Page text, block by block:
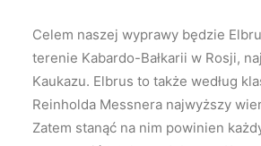
Celem naszej wyprawy będzie
terenie Kabardo-Bałkarii w Rosji,
Kaukazu. Elbrus to także według
Reinholda Messnera najwyższy
Zatem stanąć na nim powinien